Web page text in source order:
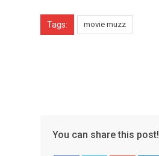
Tags: movie muzz
You can share this post!